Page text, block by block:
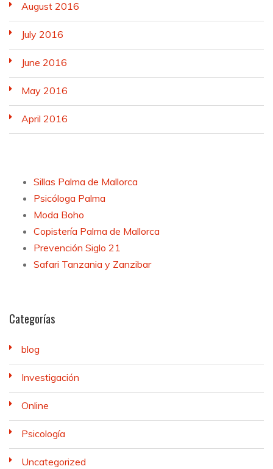
August 2016
July 2016
June 2016
May 2016
April 2016
Sillas Palma de Mallorca
Psicóloga Palma
Moda Boho
Copistería Palma de Mallorca
Prevención Siglo 21
Safari Tanzania y Zanzibar
Categorías
blog
Investigación
Online
Psicología
Uncategorized